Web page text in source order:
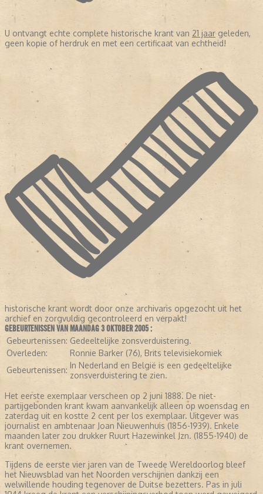
U ontvangt echte complete historische krant van 21 jaargeleden,
geen kopie of herdruk en met een certificaat van echtheid!
historische krant wordt door onze archivaris opgezocht uit het
archief en zorgvuldig gecontroleerd en verpakt!
GEBEURTENISSEN VAN MAANDAG 3 OKTOBER 2005 :
Gebeurtenissen: Gedeeltelijke zonsverduistering.
Overleden:
Ronnie Barker (76), Brits televisiekomiek
Gebeurtenissen: In Nederland en België is een gedeeltelijke
zonsverduistering te zien.
Het eerste exemplaar verscheen op 2 juni 1888. De niet-
partijgebonden krant kwam aanvankelijk alleen op woensdag en
zaterdag uit en kostte 2 cent per los exemplaar. Uitgever was
journalist en ambtenaar Joan Nieuwenhuis (1856-1939). Enkele
maanden later zou drukker Ruurt Hazewinkel Jzn. (1855-1940) de
krant overnemen.
Tijdens de eerste vier jaren van de Tweede Wereldoorlog bleef
het Nieuwsblad van het Noorden verschijnen dankzij een
welwillende houding tegenover de Duitse bezetters. Pas in juli